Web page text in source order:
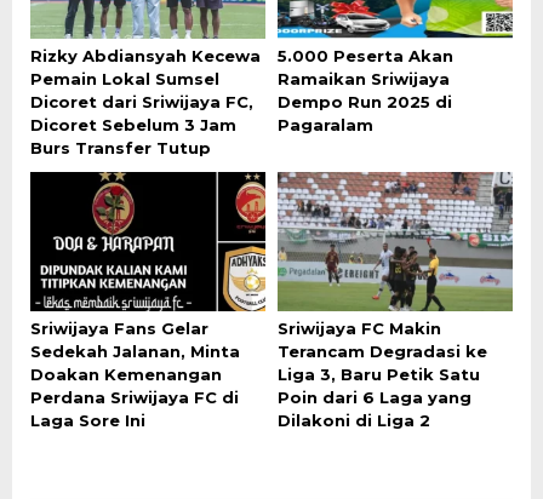
Rizky Abdiansyah Kecewa
Pemain Lokal Sumsel
Dicoret dari Sriwijaya FC,
Dicoret Sebelum 3 Jam
Burs Transfer Tutup
5.000 Peserta Akan
Ramaikan Sriwijaya
Dempo Run 2025 di
Pagaralam
Sriwijaya Fans Gelar
Sedekah Jalanan, Minta
Doakan Kemenangan
Perdana Sriwijaya FC di
Laga Sore Ini
Sriwijaya FC Makin
Terancam Degradasi ke
Liga 3, Baru Petik Satu
Poin dari 6 Laga yang
Dilakoni di Liga 2